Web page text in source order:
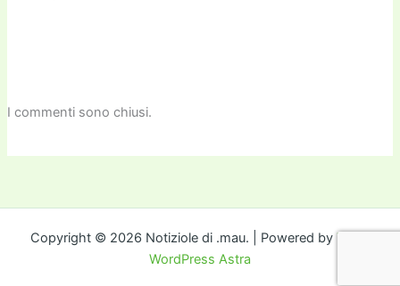
I commenti sono chiusi.
Copyright © 2026 Notiziole di .mau. | Powered by Tema
WordPress Astra